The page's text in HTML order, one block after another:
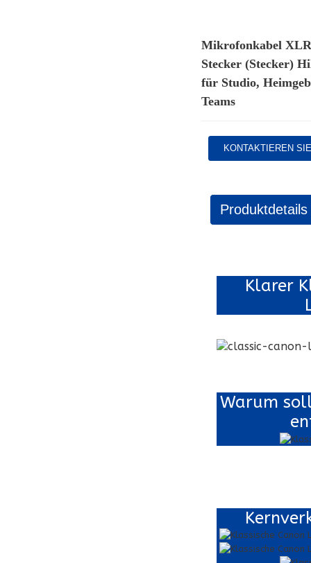
Mikrofonkabel
Stecker (Stecker)
für Studio,
Teams
KONTAKTIEREN
Produktdetails
Klarer
Warum